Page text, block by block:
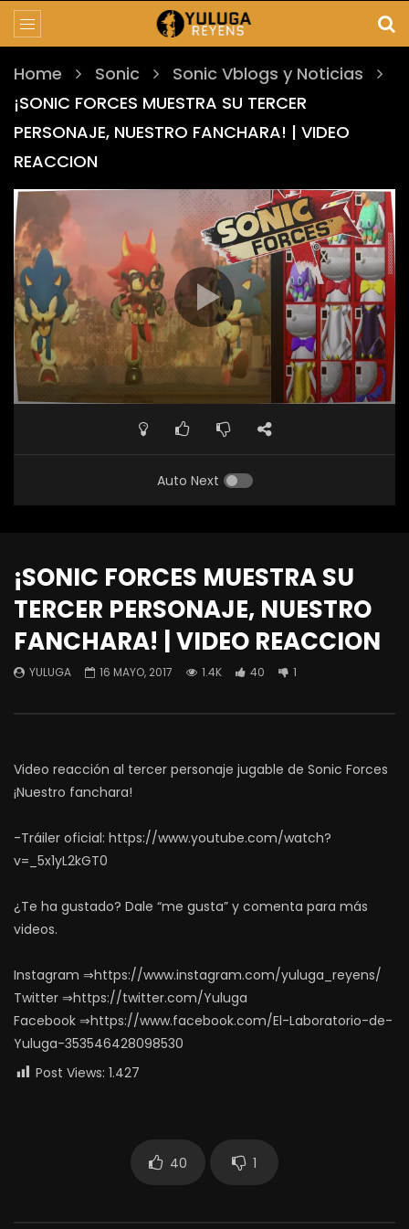
Home Sonic
Sonic Vblogs y Noticias
¡SONIC FORCES MUESTRA SU TERCER
PERSONAJE, NUESTRO FANCHARA! | VIDEO
REACCION
Auto Next
¡SONIC FORCES MUESTRA SU
TERCER PERSONAJE, NUESTRO
FANCHARA! | VIDEO REACCION
YULUGA 16 MAYO, 2017 1.4K 40 1
Video reacción al tercer personaje jugable de Sonic Forces
¡Nuestro fanchara!
-Tráiler oficial: https://www.youtube.com/watch?
v=_5x1yL2kGT0
¿Te ha gustado? Dale “me gusta” y comenta para más
videos.
Instagram ⇒https://www.instagram.com/yuluga_reyens/
Twitter ⇒https://twitter.com/Yuluga
Facebook ⇒https://www.facebook.com/El-Laboratorio-de-
Yuluga-353546428098530
Post Views: 1.427
40 1